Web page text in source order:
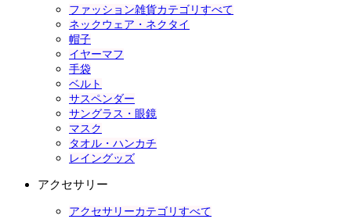
ファッション雑貨カテゴリすべて
ネックウェア・ネクタイ
帽子
イヤーマフ
手袋
ベルト
サスペンダー
サングラス・眼鏡
マスク
タオル・ハンカチ
レイングッズ
アクセサリー
アクセサリーカテゴリすべて